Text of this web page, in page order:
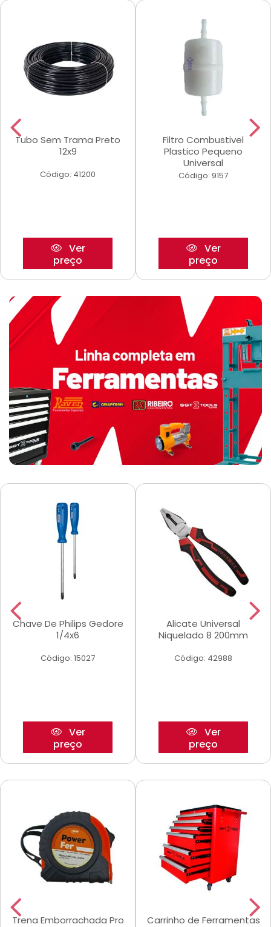
Tubo Sem Trama Preto
12x9
Código: 41200
Ver
preço
Filtro Combustivel
Plastico Pequeno
Universal
Código: 9157
Ver
preço
Chave De Philips Gedore
1/4x6
Código: 15027
Ver
preço
Alicate Universal
Niquelado 8 200mm
Código: 42988
Ver
preço
Trena Emborrachada Pro
Carrinho de Ferramentas